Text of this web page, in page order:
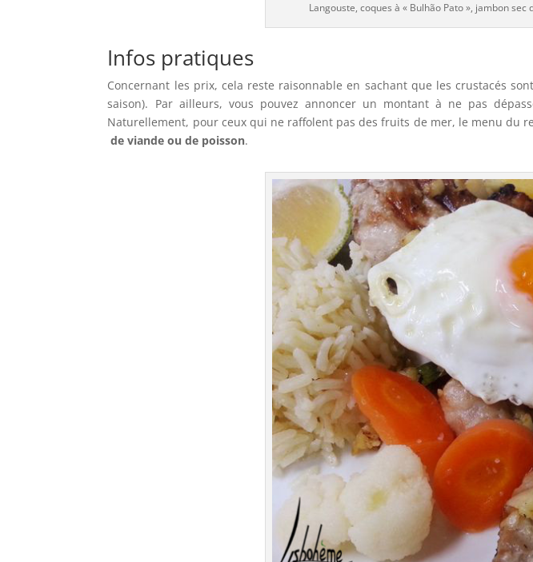
Langouste, coques à « Bulhão Pato », jambon
Infos pratiques
Concernant les prix, cela reste raisonnable en sachant que les crustacés
saison). Par ailleurs, vous pouvez annoncer un montant à ne pas
Naturellement, pour ceux qui ne raffolent pas des fruits de mer, le menu du
de viande ou de poisson.